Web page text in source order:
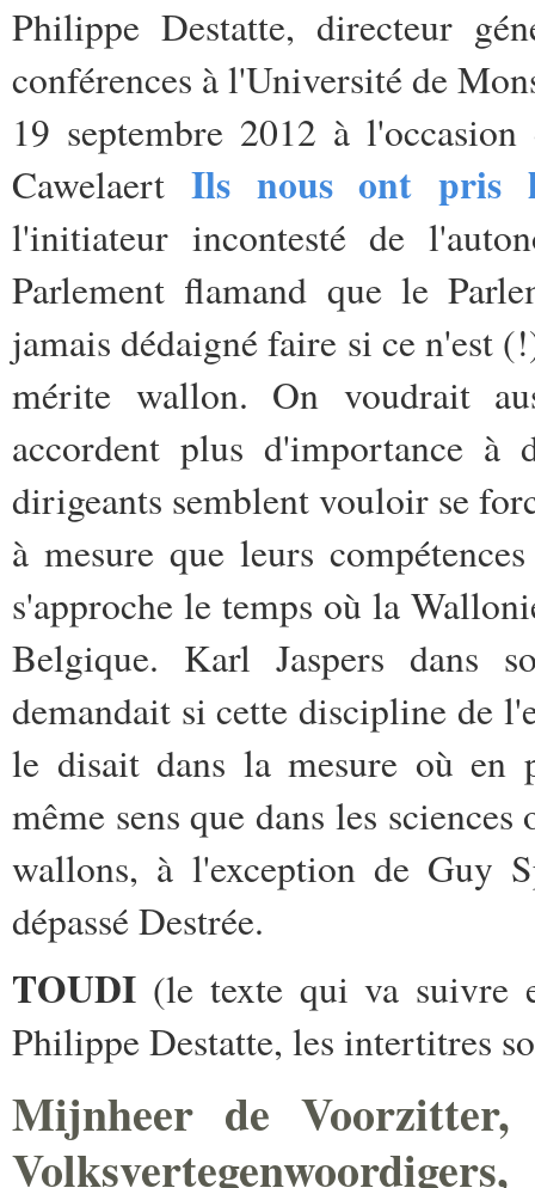
Philippe Destatte, directeur
conférences à l'Université de
19 septembre 2012 à
Cawelaert Ils nous ont pris
l'initiateur incontesté de
Parlement flamand que le
jamais dédaigné faire si ce n'est
mérite wallon. On voudrait
accordent plus d'importance à
dirigeants semblent vouloir se
à mesure que leurs
s'approche le temps où la
Belgique. Karl Jaspers dans
demandait si cette discipline de
le disait dans la mesure où en
même sens que dans les
wallons, à l'exception de Guy
dépassé Destrée.
TOUDI (le texte qui va suivre
Philippe Destatte, les intertitres
Mijnheer de
Volksvertegenwoordigers,